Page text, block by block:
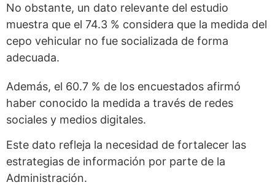
No obstante, un dato relevante del estudio
muestra que el 74.3 % considera que la medida del
cepo vehicular no fue socializada de forma
adecuada.
Además, el 60.7 % de los encuestados afirmó
haber conocido la medida a través de redes
sociales y medios digitales.
Este dato refleja la necesidad de fortalecer las
estrategias de información por parte de la
Administración.